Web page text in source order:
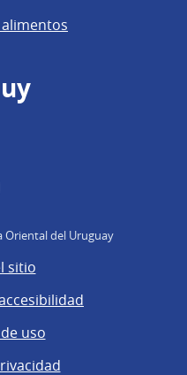
YouTube
Oriental del Uruguay
sitio
uso